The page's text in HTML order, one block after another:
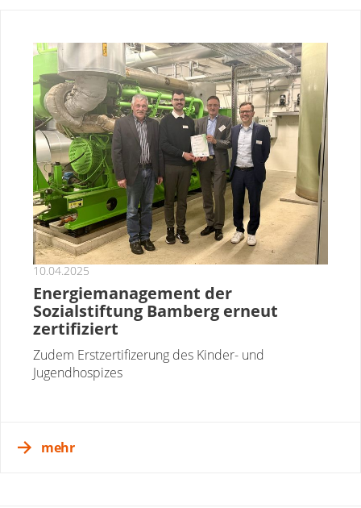
10.04.2025
Energiemanagement der
Sozialstiftung Bamberg erneut
zertifiziert
Zudem Erstzertifizerung des Kinder- und
Jugendhospizes
mehr